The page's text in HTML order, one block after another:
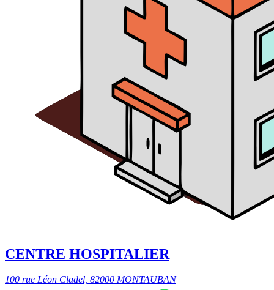
CENTRE HOSPITALIER
100 rue Léon Cladel, 82000 MONTAUBAN